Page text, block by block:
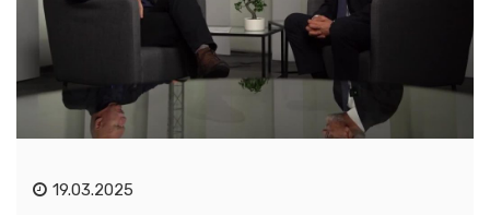
19.03.2025